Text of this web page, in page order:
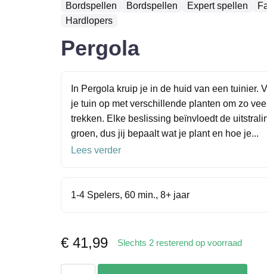
Bordspellen Bordspellen Expert spellen
Hardlopers
Pergola
In Pergola kruip je in de huid van een tuinier.
je tuin op met verschillende planten om zo
trekken. Elke beslissing beïnvloedt de
groen, dus jij bepaalt wat je plant en hoe je...
Lees verder
1-4 Spelers, 60 min., 8+ jaar
€ 41,99 Slechts 2 resterend op voorraad